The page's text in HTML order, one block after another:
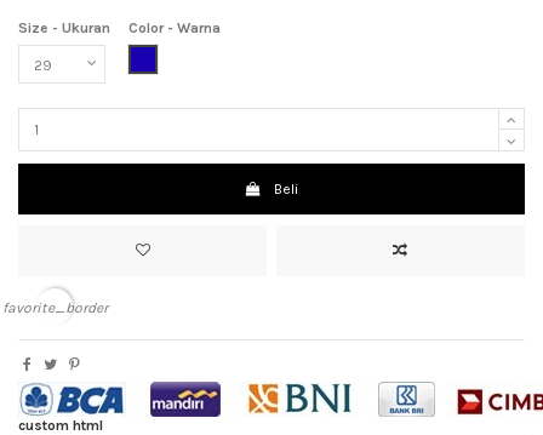
Size - Ukuran
Color - Warna
Beli
favorite_border
custom html